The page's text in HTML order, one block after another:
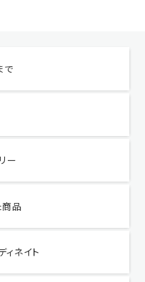
で
ー
商品
ィネイト